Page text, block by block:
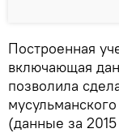
Построенная
включающая
позволила
(данные за